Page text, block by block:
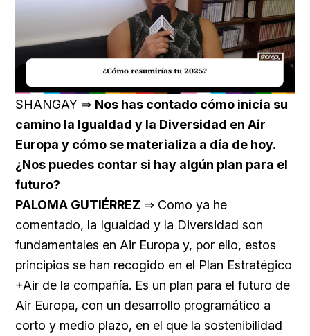
Unmute Loaded:
40.09%
SHANGAY ⇒ Nos has contado cómo inicia su
camino la Igualdad y la Diversidad en Air
Europa y cómo se materializa a día de hoy.
¿Nos puedes contar si hay algún plan para el
futuro?
PALOMA GUTIÉRREZ ⇒ Como ya he
comentado, la Igualdad y la Diversidad son
fundamentales en Air Europa y, por ello, estos
principios se han recogido en el Plan Estratégico
+Air de la compañía. Es un plan para el futuro de
Air Europa, con un desarrollo programático a
corto y medio plazo, en el que la sostenibilidad